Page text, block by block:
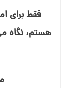
فقط برای
هستم، نگاه